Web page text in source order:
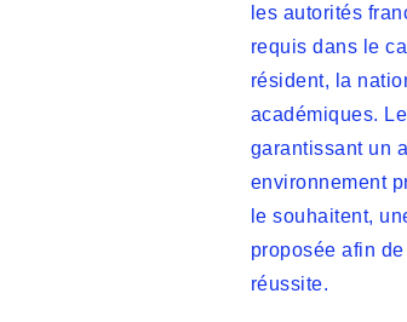
les autorités
requis dans le
résident, la
académiques.
garantissant un
environnement
le souhaitent,
proposée afin
réussite.